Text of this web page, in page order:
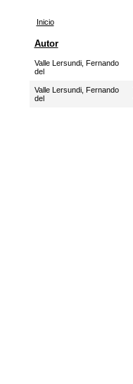
Inicio
Autor
Valle Lersundi, Fernando
del
Valle Lersundi, Fernando
del